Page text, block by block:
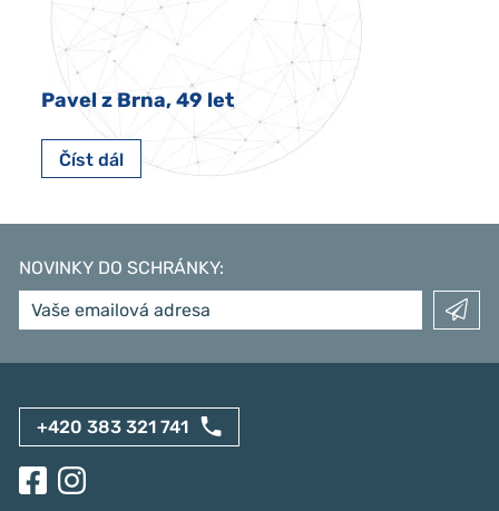
Pavel z Brna, 49 let
Číst dál
NOVINKY DO SCHRÁNKY:
+420 383 321 741